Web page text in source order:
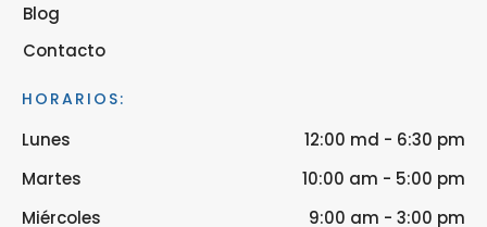
Blog
Contacto
HORARIOS:
Lunes
12:00 md - 6:30 pm
Martes
10:00 am - 5:00 pm
Miércoles
9:00 am - 3:00 pm